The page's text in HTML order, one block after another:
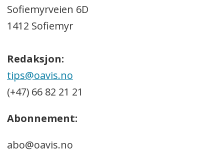
Sofiemyrveien 6D
1412 Sofiemyr
Redaksjon:
tips@oavis.no
(+47) 66 82 21 21
Abonnement:
abo@oavis.no